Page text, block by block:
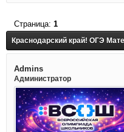
Краснодарский край! ОГЭ
Страница: 1
Admins
Администратор